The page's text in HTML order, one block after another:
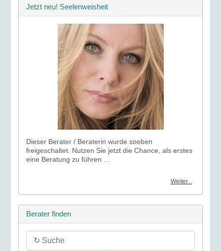
Jetzt neu! Seelenweisheit
Dieser Berater / Beraterin wurde soeben
freigeschaltet. Nutzen Sie jetzt die Chance, als erstes
eine Beratung zu führen ...
Weiter...
Berater finden